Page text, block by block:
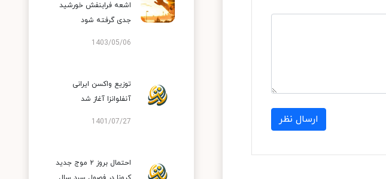
ارسال نظر
اشعه فرابنفش خورشید
جدی گرفته شود
1403/05/06
توزیع واکسن ایرانی
آنفلوانزا آغاز شد
1401/07/27
احتمال بروز ۲ موج جدید